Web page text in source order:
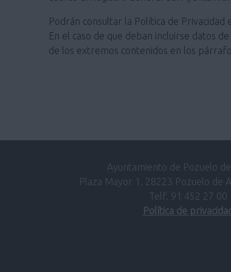
Podrán consultar la Política de Privacidad
En el caso de que deban incluirse datos
de los extremos contenidos en los
Ayuntamiento de Pozuelo de
Plaza Mayor 1, 28223 Pozuelo de
Telf. 91 452 27 00
Política de